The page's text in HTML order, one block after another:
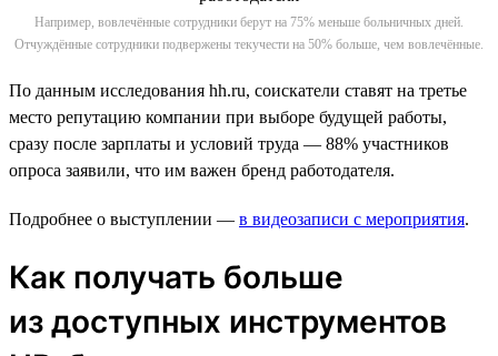
Например, вовлечённые сотрудники берут на 75% меньше больничных дней.
Отчуждённые сотрудники подвержены текучести на 50% больше, чем вовлечённые.
По данным исследования hh.ru, соискатели ставят на третье
место репутацию компании при выборе будущей работы,
сразу после зарплаты и условий труда — 88% участников
опроса заявили, что им важен бренд работодателя.
Подробнее о выступлении — в видеозаписи с мероприятия.
Как получать больше
из доступных инструментов